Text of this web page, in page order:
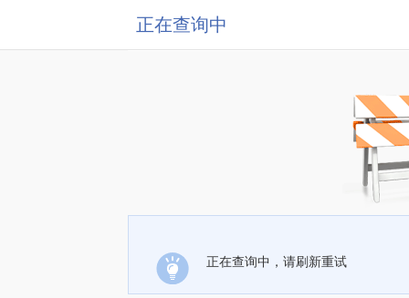
正在查询中
正在查询中，请刷新重试